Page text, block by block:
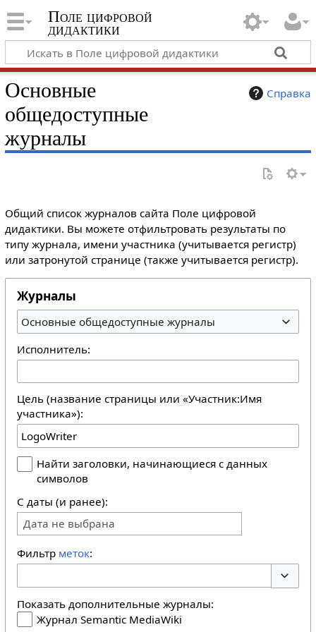
Поле цифровой
дидактики
Справка
Основные
общедоступные
журналы
Общий список журналов сайта Поле цифровой
дидактики. Вы можете отфильтровать результаты по
типу журнала, имени участника (учитывается регистр)
или затронутой странице (также учитывается регистр).
Журналы
Основные общедоступные журналы
Исполнитель:
Цель (название страницы или «Участник:Имя
участника»):
Найти заголовки, начинающиеся с данных
символов
С даты (и ранее):
Дата не выбрана
Фильтр меток:
Показать дополнительные журналы:
Журнал Semantic MediaWiki